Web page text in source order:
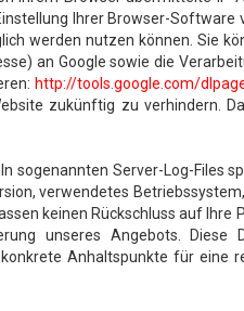
Ihrer Browser-Software
werden nutzen können. Sie
an Google sowie die
http://tools.google.com/
zukünftig zu verhindern.
sogenannten Server-Log-Files
verwendetes
keinen Rückschluss auf Ihre
unseres Angebots. Diese
Anhaltspunkte für eine